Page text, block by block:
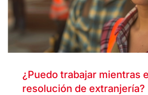
¿Puedo trabajar mientras
resolución de extranjería?